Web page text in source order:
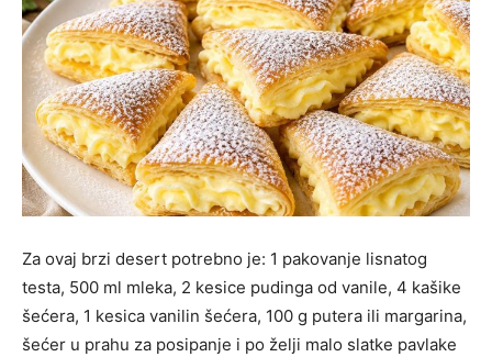
Za ovaj brzi desert potrebno je: 1 pakovanje lisnatog
testa, 500 ml mleka, 2 kesice pudinga od vanile, 4 kašike
šećera, 1 kesica vanilin šećera, 100 g putera ili margarina,
šećer u prahu za posipanje i po želji malo slatke pavlake